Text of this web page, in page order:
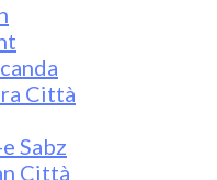
Città
Sabz
Città